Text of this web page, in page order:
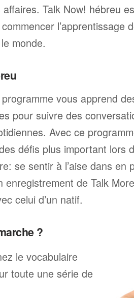
Talk Now! hébreu
l’apprentissage
monde.
vous apprend
pour suivre des
Avec ce
défis plus important lors
se sentir à l’aise dans en
enregistrement de Talk
celui d’un natif.
?
le vocabulaire
toute une série de